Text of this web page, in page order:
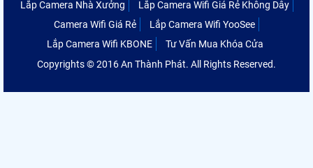
Lắp Camera Nhà Xưởng
Lắp Camera Wifi Giá Rẻ Không Dây
Camera Wifi Giá Rẻ
Lắp Camera Wifi YooSee
Lắp Camera Wifi KBONE
Tư Vấn Mua Khóa Cửa
Copyrights © 2016 An Thành Phát. All Rights Reserved.